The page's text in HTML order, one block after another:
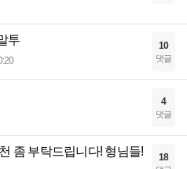
투 10
댓글
4
댓글
좀 부탁드립니다! 형님들! 18